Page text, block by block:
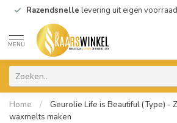
Razendsnelle levering uit eigen voorraad
MENU
Home /
Geurolie Life is Beautiful (Type) -
waxmelts maken